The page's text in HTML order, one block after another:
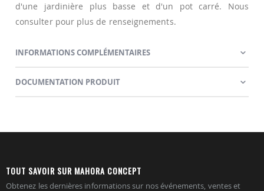
d'une jardinière plus basse et d'un pot carré. Nous
consulter pour plus de renseignements.
INFORMATIONS COMPLÉMENTAIRES
DOCUMENTATION PRODUIT
TOUT SAVOIR SUR MAHORA CONCEPT
Obtenez les dernières informations sur nos événements, ventes et